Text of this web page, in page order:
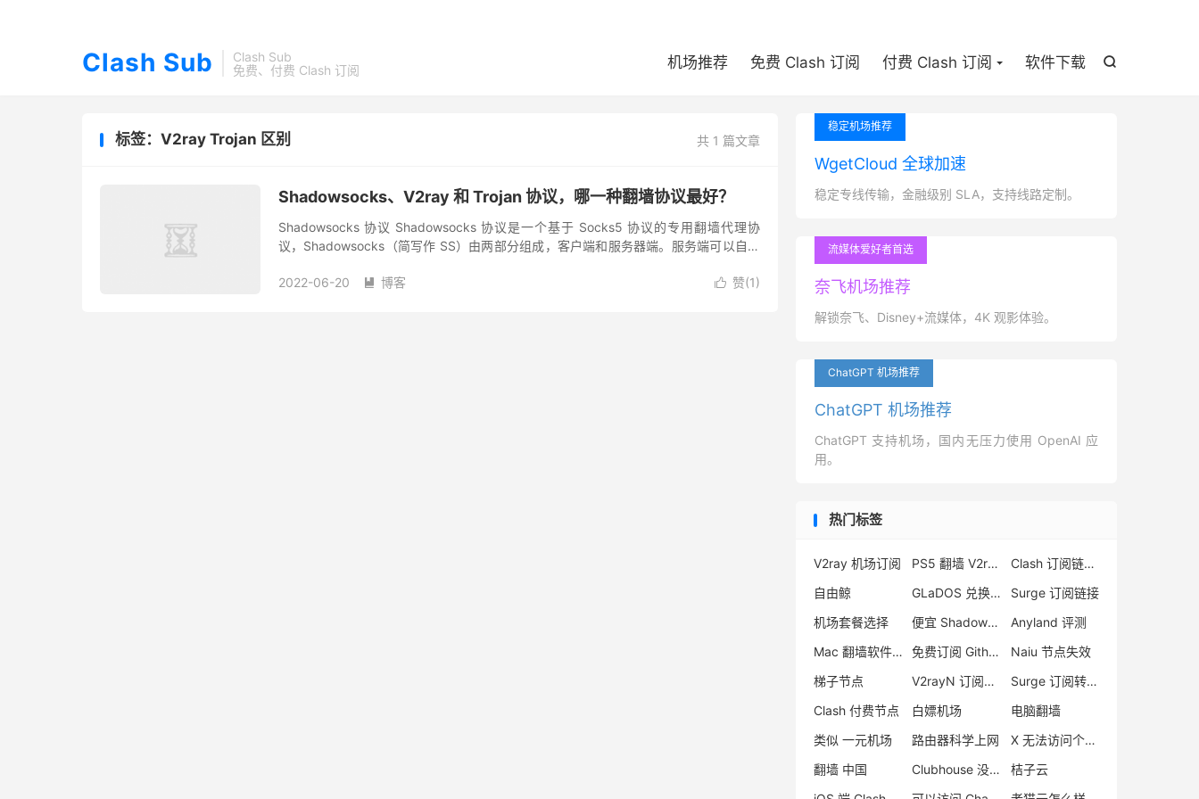
Clash Sub
Clash Sub
免费、付费 Clash 订阅

机场推荐 免费 Clash 订阅 付费 Clash 订阅 软件下载
共 1 篇文章
标签：V2ray Trojan 区别
Shadowsocks、V2ray 和 Trojan 协议，哪一种翻墙协议最好？
Shadowsocks 协议 Shadowsocks 协议是一个基于 Socks5 协议的专用翻墙代理协
议，Shadowsocks（简写作 SS）由两部分组成，客户端和服务器端。服务端可以自己
 赞(1)
2022-06-20  博客
稳定机场推荐
WgetCloud 全球加速
稳定专线传输，金融级别 SLA，支持线路定制。
流媒体爱好者首选
奈飞机场推荐
解锁奈飞、Disney+流媒体，4K 观影体验。
ChatGPT 机场推荐
ChatGPT 机场推荐
ChatGPT 支持机场，国内无压力使用 OpenAI 应
用。
热门标签
V2ray 机场订阅 PS5 翻墙 V2ray
Clash 订阅链接 免费
自由鲸
GLaDOS 兑换码
Surge 订阅链接
机场套餐选择
便宜 Shadowsocks 购买
Anyland 评测
Mac 翻墙软件下载
免费订阅 Github
Naiu 节点失效
梯子节点
V2rayN 订阅转 sing-box
Surge 订阅转 sing-box
Clash 付费节点
白嫖机场
电脑翻墙
类似 一元机场
路由器科学上网
X 无法访问个人主页
翻墙 中国
Clubhouse 没声音
桔子云